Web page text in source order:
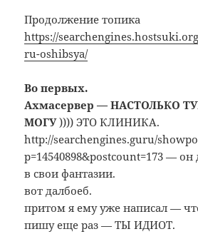
Продолжение топика
https://
ru-oshibsya/
Во первых.
Ахмасервер — НАСТОЛЬКО
МОГУ)))) ЭТО КЛИНИКА.
http://searchengines.guru/
p=14540898&postcount=173 — он
в свои фантазии.
вот далбоеб.
притом я ему уже написал —
пишу еще раз — ТЫ ИДИОТ.